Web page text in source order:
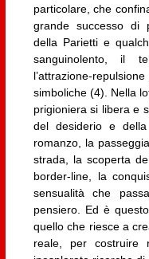
particolare, che
grande successo di
della Parietti e
sanguinolento, il
l’attrazione-
simboliche (4). Nella
prigioniera si libera e
del desiderio e
romanzo, la
strada, la scoperta
border-line, la
sensualità che
pensiero. Ed è
quello che riesce a
reale, per costruire